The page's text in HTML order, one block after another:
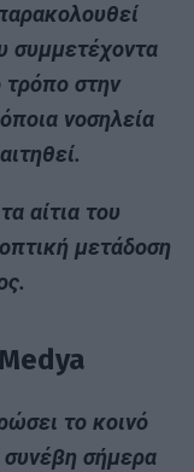
συμμετέχοντα
τρόπο στην
νοσηλεία
αίτια του
μετάδοση
το κοινό
συνέβη σήμερα